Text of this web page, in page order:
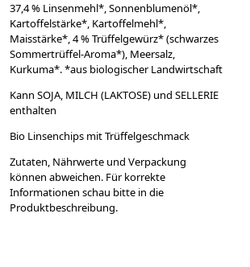
37,4 % Linsenmehl*, Sonnenblumenöl*,
Kartoffelstärke*, Kartoffelmehl*,
Maisstärke*, 4 % Trüffelgewürz* (schwarzes
Sommertrüffel-Aroma*), Meersalz,
Kurkuma*. *aus biologischer Landwirtschaft
Kann SOJA, MILCH (LAKTOSE) und SELLERIE
enthalten
Bio Linsenchips mit Trüffelgeschmack
Zutaten, Nährwerte und Verpackung
können abweichen. Für korrekte
Informationen schau bitte in die
Produktbeschreibung.